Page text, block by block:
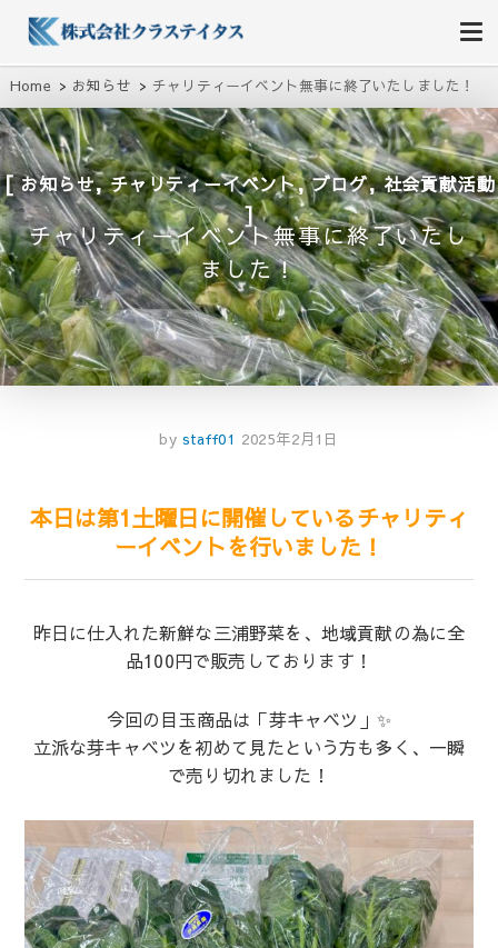
株式会社クラステイタス
地域のコミュニティーを大切にする企業
Home お知らせ チャリティーイベント無事に終了いたしました！
お知らせ,チャリティーイベント,ブログ,社会貢献活動
チャリティーイベント無事に終了いたし
ました！
by staff01 2025年2月1日
本日は第1土曜日に開催しているチャリティ
ーイベントを行いました！
昨日に仕入れた新鮮な三浦野菜を、地域貢献の為に全
品100円で販売しております！
今回の目玉商品は「芽キャベツ」✨
立派な芽キャベツを初めて見たという方も多く、一瞬
で売り切れました！